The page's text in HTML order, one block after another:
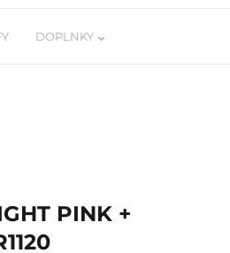
DOPLNKY
doplnky, dekorácie
PINK +